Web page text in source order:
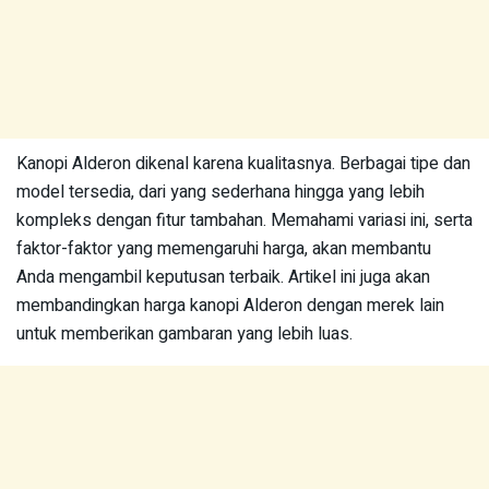
Kanopi Alderon dikenal karena kualitasnya. Berbagai tipe dan
model tersedia, dari yang sederhana hingga yang lebih
kompleks dengan fitur tambahan. Memahami variasi ini, serta
faktor-faktor yang memengaruhi harga, akan membantu
Anda mengambil keputusan terbaik. Artikel ini juga akan
membandingkan harga kanopi Alderon dengan merek lain
untuk memberikan gambaran yang lebih luas.